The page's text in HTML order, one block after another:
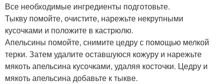
Все необходимые ингредиенты подготовьте.
Тыкву помойте, очистите, нарежьте некрупными
кусочками и положите в кастрюлю.
Апельсины помойте, снимите цедру с помощью мелкой
терки. Затем удалите оставшуюся кожуру и нарежьте
мякоть апельсина кусочками, удаляя косточки. Цедру и
мякоть апельсина добавьте к тыкве.